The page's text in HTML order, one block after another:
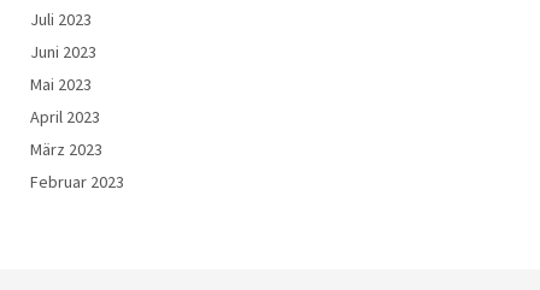
Juli 2023
Juni 2023
Mai 2023
April 2023
März 2023
Februar 2023